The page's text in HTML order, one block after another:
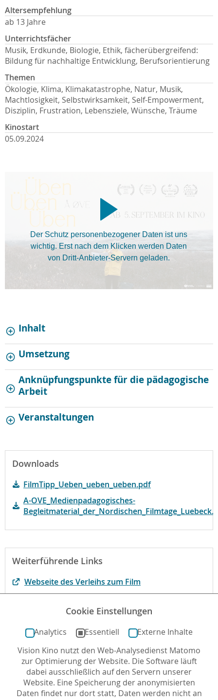
Altersempfehlung
ab 13 Jahre
Unterrichtsfächer
Musik, Erdkunde, Biologie, Ethik, fächerübergreifend:
Bildung für nachhaltige Entwicklung, Berufsorientierung
Themen
Ökologie, Klima, Klimakatastrophe, Natur, Musik,
Machtlosigkeit, Selbstwirksamkeit, Self-Empowerment,
Disziplin, Frustration, Lebensziele, Wünsche, Träume
Kinostart
05.09.2024
Der Schutz personenbezogener Daten ist uns
wichtig. Erst nach dem Klicken werden Daten
von Dritt-Anbieter-Servern geladen.
Inhalt
Umsetzung
Anknüpfungspunkte für die pädagogische
Arbeit
Veranstaltungen
Downloads
FilmTipp_Ueben_ueben_ueben.pdf
A-OVE_Medienpadagogisches-
Weiterführende Links
Webseite des Verleihs zum Film
Der Film bei kinofenster.de
Autor*in: Marta Dill , 27.08.2024 , letzte Aktualisierung:
21.01.2025
Cookie Einstellungen
Analytics Essentiell
Externe Inhalte
Vision Kino nutzt den Web-Analysedienst Matomo
zur Optimierung der Website. Die Software läuft
dabei ausschließlich auf den Servern unserer
Website. Eine Speicherung der anonymisierten
Daten findet nur dort statt, Daten werden nicht an